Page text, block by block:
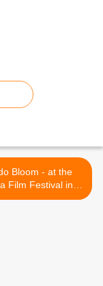
Bloom - at the
Film Festival in
NYC >